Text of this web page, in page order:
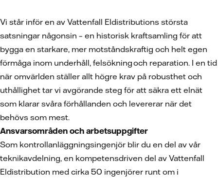
Vi står inför en av Vattenfall Eldistributions största
satsningar någonsin – en historisk kraftsamling för att
bygga en starkare, mer motståndskraftig och helt egen
förmåga inom underhåll, felsökning och reparation. I en tid
när omvärlden ställer allt högre krav på robusthet och
uthållighet tar vi avgörande steg för att säkra ett elnät
som klarar svåra förhållanden och levererar när det
behövs som mest.
Ansvarsområden och arbetsuppgifter
Som kontrollanläggningsingenjör blir du en del av vår
teknikavdelning, en kompetensdriven del av Vattenfall
Eldistribution med cirka 50 ingenjörer runt om i